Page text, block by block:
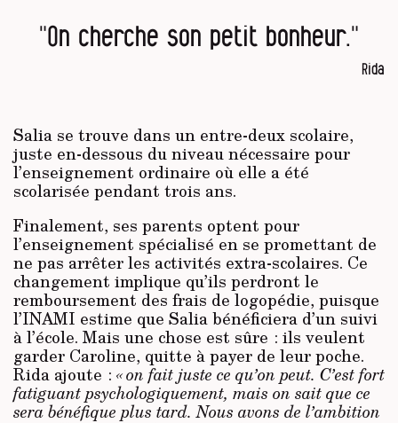
"On cherche son petit bonheur."
Rida
Salia se trouve dans un entre-deux scolaire,
juste en-dessous du niveau nécessaire pour
l’enseignement ordinaire où elle a été
scolarisée pendant trois ans.
Finalement, ses parents optent pour
l’enseignement spécialisé en se promettant de
ne pas arrêter les activités extra-scolaires. Ce
changement implique qu’ils perdront le
remboursement des frais de logopédie, puisque
l’INAMI estime que Salia bénéficiera d’un suivi
à l’école. Mais une chose est sûre : ils veulent
garder Caroline, quitte à payer de leur poche.
Rida ajoute : « on fait juste ce qu’on peut. C’est fort
fatiguant psychologiquement, mais on sait que ce
sera bénéfique plus tard. Nous avons de l’ambition